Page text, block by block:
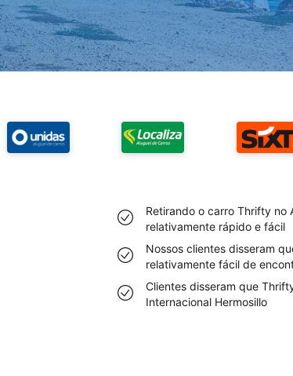
Retirando o carro Thrifty no
relativamente rápido e fácil
Nossos clientes disseram
relativamente fácil de
Clientes disseram que
Internacional Hermosillo